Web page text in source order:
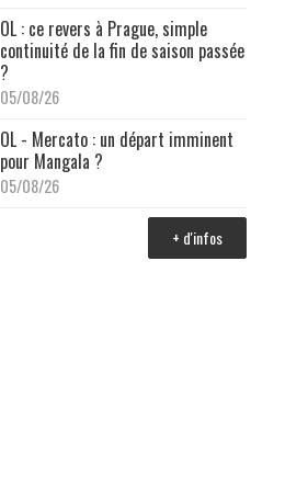
OL : ce revers à Prague, simple
continuité de la fin de saison passée
?
05/08/26
OL - Mercato : un départ imminent
pour Mangala ?
05/08/26
+ d'infos